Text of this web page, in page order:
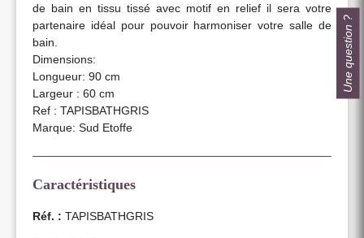
de bain en tissu tissé avec motif en relief il sera votre
partenaire idéal pour pouvoir harmoniser votre salle de
bain.
Dimensions:
Longueur: 90 cm
Largeur : 60 cm
Ref : TAPISBATHGRIS
Marque: Sud Etoffe
Caractéristiques
Réf. : TAPISBATHGRIS
Une question ?